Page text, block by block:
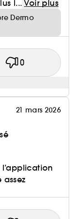
l... Voir plus
Dermo
0
21 mars 2026
l’application
assez